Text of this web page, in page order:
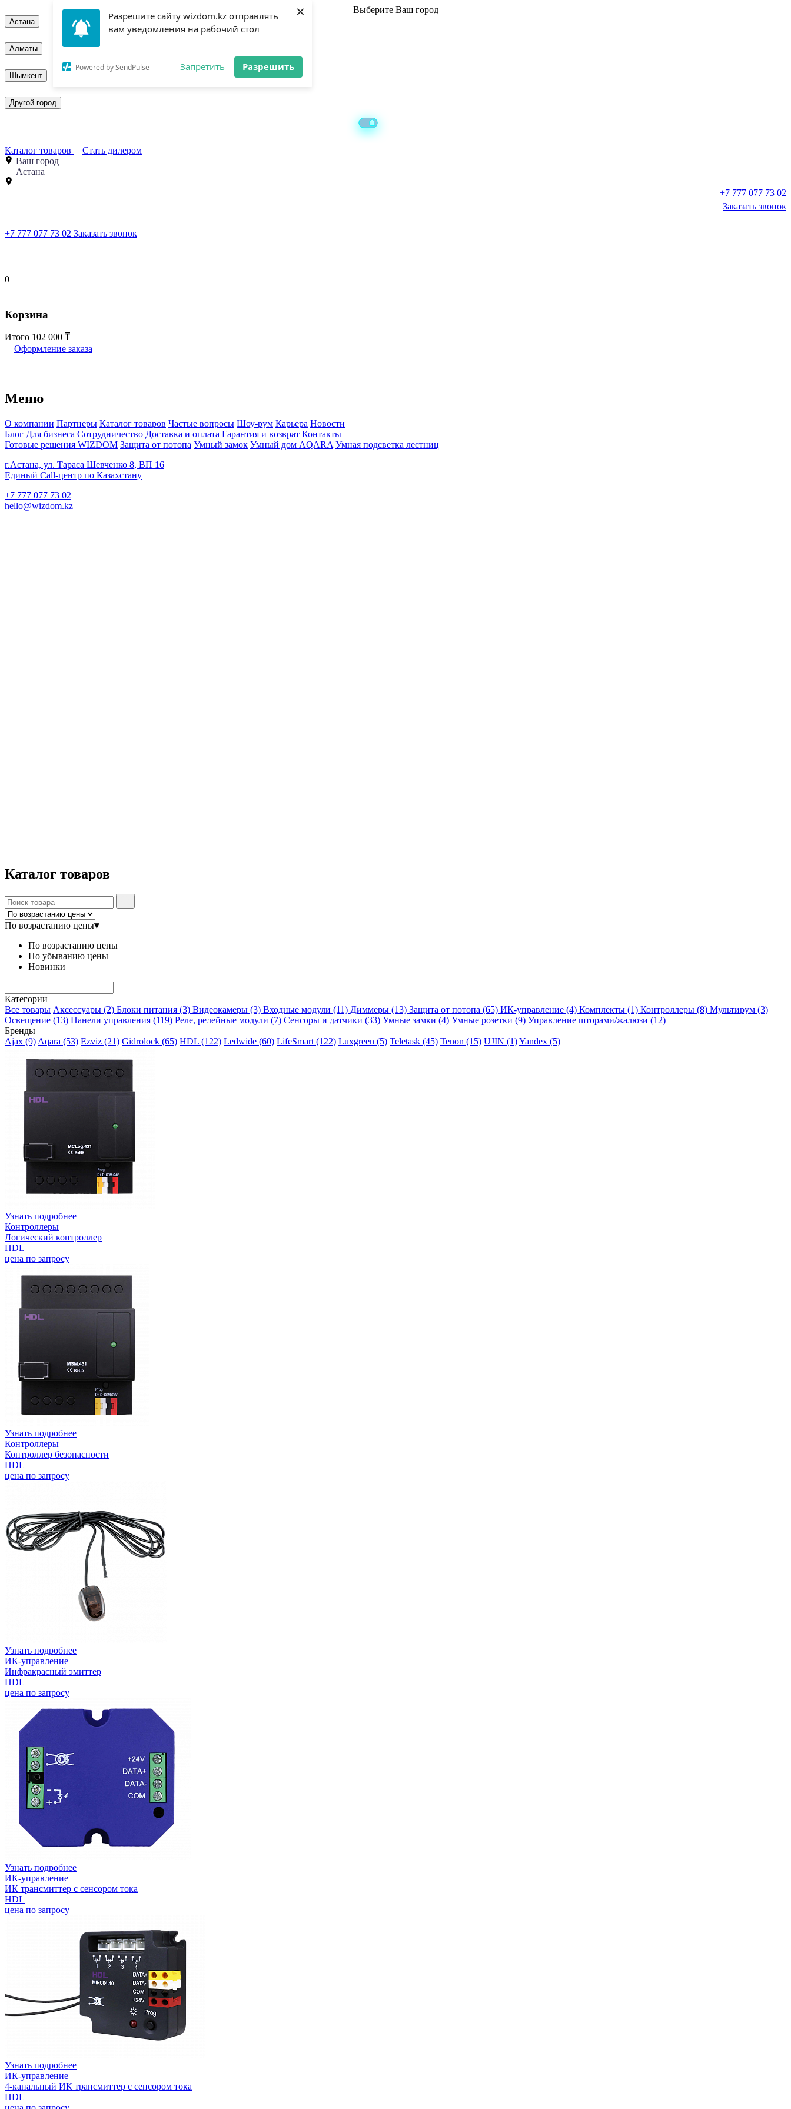
Разрешите сайту wizdom.kz отправлять
вам уведомления на рабочий стол
Powered by SendPulse Запретить Разрешить
× Выберите Ваш город
Астана
Алматы
Шымкент
Другой город
Каталог товаров
Стать дилером
Ваш город
Астана
+7 777 077 73 02
Заказать звонок
+7 777 077 73 02 Заказать звонок
0
Корзина
Итого 102 000
Оформление заказа
Меню
О компании Партнеры Каталог товаров Частые вопросы Шоу-рум Карьера Новости
Блог Для бизнеса Сотрудничество Доставка и оплата Гарантия и возврат Контакты
Готовые решения WIZDOM Защита от потопа Умный замок Умный дом AQARA Умная подсветка лестниц
г.Астана, ул. Тараса Шевченко 8, ВП 16
Единый Call-центр по Казахстану
+7 777 077 73 02
hello@wizdom.kz
Каталог товаров
По возрастанию цены▾
По возрастанию цены
По убыванию цены
Новинки
Категории
Все товары Аксессуары (2) Блоки питания (3) Видеокамеры (3) Входные модули (11) Диммеры (13) Защита от потопа (65) ИК-управление (4) Комплекты (1) Контроллеры (8) Мультирум (3)
Освещение (13) Панели управления (119) Реле, релейные модули (7) Сенсоры и датчики (33) Умные замки (4) Умные розетки (9) Управление шторами/жалюзи (12)
Бренды
Ajax (9) Aqara (53) Ezviz (21) Gidrolock (65) HDL (122) Ledwide (60) LifeSmart (122) Luxgreen (5) Teletask (45) Tenon (15) UJIN (1)Yandex (5)
Узнать подробнее
Контроллеры
Логический контроллер
HDL
цена по запросу
Узнать подробнее
Контроллеры
Контроллер безопасности
HDL
цена по запросу
Узнать подробнее
ИК-управление
Инфракрасный эмиттер
HDL
цена по запросу
Узнать подробнее
ИК-управление
ИК трансмиттер с сенсором тока
HDL
цена по запросу
Узнать подробнее
ИК-управление
4-канальный ИК трансмиттер с сенсором тока
HDL